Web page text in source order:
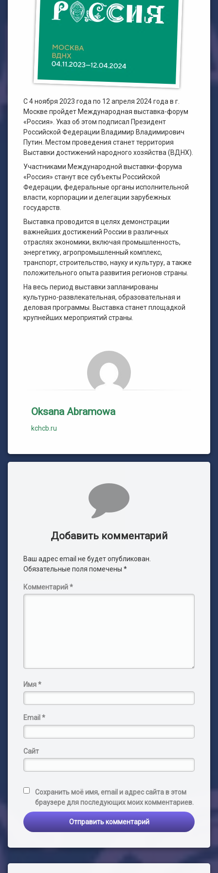
План работы филиала №1
План работы филиала №2
ЭЛЕКТРОННЫЙ КАТАЛОГ
С 4 ноября 2023 года по 12 апреля 2024 года в г.
Москве пройдет Международная выставка-форум
«Россия». Указ об этом подписал Президент
Российской Федерации Владимир Владимирович
Путин. Местом проведения станет территория
Выставки достижений народного хозяйства (ВДНХ).
Участниками Международной выставки-форума
«Россия» станут все субъекты Российской
Федерации, федеральные органы исполнительной
власти, корпорации и делегации зарубежных
государств.
Выставка проводится в целях демонстрации
важнейших достижений России в различных
отраслях экономики, включая промышленность,
энергетику, агропромышленный комплекс,
транспорт, строительство, науку и культуру, а также
положительного опыта развития регионов страны.
На весь период выставки запланированы
культурно-развлекательная, образовательная и
деловая программы. Выставка станет площадкой
крупнейших мероприятий страны.
Oksana Abramowa
kchcb.ru
Добавить комментарий
Ваш адрес email не будет опубликован.
Обязательные поля помечены *
Комментарий*
Имя*
Email *
Сайт
Сохранить моё имя, email и адрес сайта в этом
браузере для последующих моих комментариев.